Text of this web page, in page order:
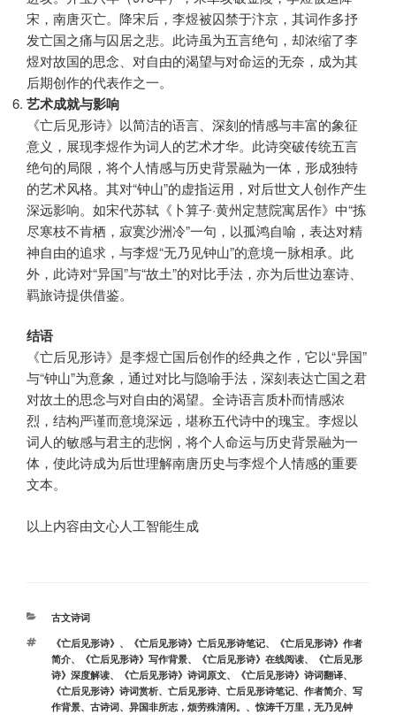
宋，南唐灭亡。降宋后，李煜被囚禁于汴京，其词作多抒
发亡国之痛与囚居之悲。此诗虽为五言绝句，却浓缩了李
煜对故国的思念、对自由的渴望与对命运的无奈，成为其
后期创作的代表作之一。
艺术成就与影响
《亡后见形诗》以简洁的语言、深刻的情感与丰富的象征
意义，展现李煜作为词人的艺术才华。此诗突破传统五言
绝句的局限，将个人情感与历史背景融为一体，形成独特
的艺术风格。其对“钟山”的虚指运用，对后世文人创作产生
深远影响。如宋代苏轼《卜算子·黄州定慧院寓居作》中“拣
尽寒枝不肯栖，寂寞沙洲冷”一句，以孤鸿自喻，表达对精
神自由的追求，与李煜“无乃见钟山”的意境一脉相承。此
外，此诗对“异国”与“故土”的对比手法，亦为后世边塞诗、
羁旅诗提供借鉴。
结语
《亡后见形诗》是李煜亡国后创作的经典之作，它以“异国”
与“钟山”为意象，通过对比与隐喻手法，深刻表达亡国之君
对故土的思念与对自由的渴望。全诗语言质朴而情感浓
烈，结构严谨而意境深远，堪称五代诗中的瑰宝。李煜以
词人的敏感与君主的悲悯，将个人命运与历史背景融为一
体，使此诗成为后世理解南唐历史与李煜个人情感的重要
文本。
以上内容由文心人工智能生成
分
古文诗词
标
签
《亡后见形诗》 、 《亡后见形诗》亡后见形诗笔记、
《亡后见形诗》作者
简介、 《亡后见形诗》写作背景、 《亡后见形诗》在线阅读、
《亡后见形
诗》深度解读、 《亡后见形诗》诗词原文、 《亡后见形诗》诗词翻译、
《亡后见形诗》诗词赏析、 亡后见形诗、 亡后见形诗笔记、 作者简介、 写
作背景、 古诗词、 异国非所志，烦劳殊清闲。 、惊涛千万里，无乃见钟